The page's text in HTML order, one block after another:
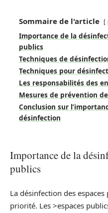
Sommaire de l'article
Importance de la
publics
Techniques de
Techniques pour
Les responsabilités des
Mesures de prévention
Conclusion sur
désinfection
Importance de la
publics
La désinfection des
priorité. Les >espaces